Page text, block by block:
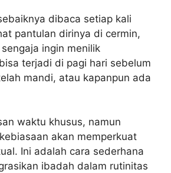
dibaca setiap kali
pantulan dirinya di cermin,
ingin menilik
terjadi di pagi hari sebelum
mandi, atau kapanpun ada
waktu khusus, namun
akan memperkuat
Ini adalah cara sederhana
ibadah dalam rutinitas